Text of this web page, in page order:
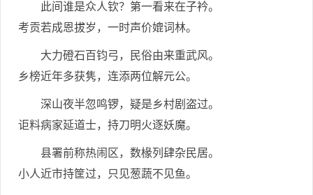
此间谁是众人钦？第一看来在子衿。
考贡若成恩拔岁，一时声价媲词林。
大力磴石百钧弓，民俗由来重武风。
乡榜近年多获隽，连添两位解元公。
深山夜半忽鸣锣，疑是乡村剧盗过。
讵料病家延道士，持刀明火逐妖魔。
县署前称热闹区，数椽列肆杂民居。
小人近市持筐过，只见葱蔬不见鱼。